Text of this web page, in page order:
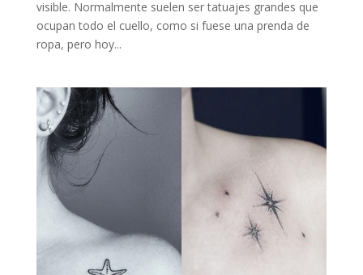
visible. Normalmente suelen ser tatuajes grandes que
ocupan todo el cuello, como si fuese una prenda de
ropa, pero hoy...